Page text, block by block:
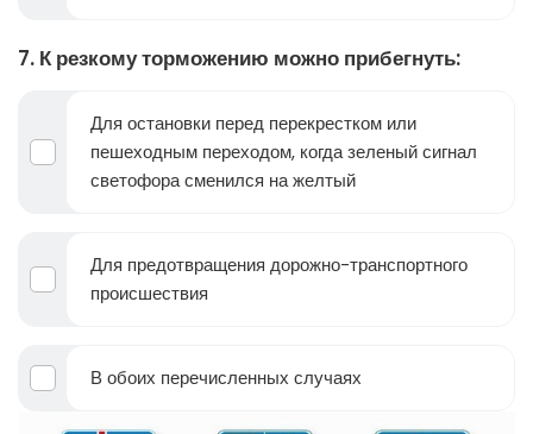
7. К резкому торможению можно прибегнуть:
Для остановки перед перекрестком или
пешеходным переходом, когда зеленый сигнал
светофора сменился на желтый
Для предотвращения дорожно-транспортного
происшествия
В обоих перечисленных случаях